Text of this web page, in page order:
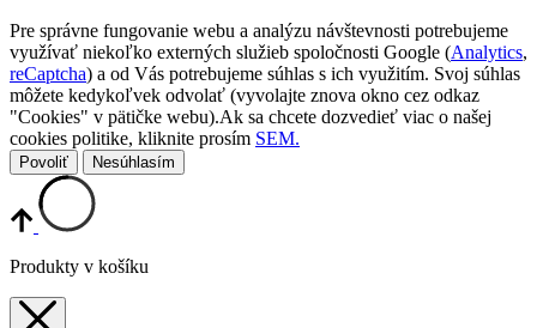
Pre správne fungovanie webu a analýzu návštevnosti potrebujeme
využívať niekoľko externých služieb spoločnosti Google (Analytics,
reCaptcha) a od Vás potrebujeme súhlas s ich využitím. Svoj súhlas
môžete kedykoľvek odvolať (vyvolajte znova okno cez odkaz
"Cookies" v pätičke webu).Ak sa chcete dozvedieť viac o našej
cookies politike, kliknite prosím SEM.
Povoliť Nesúhlasím
Produkty v košíku